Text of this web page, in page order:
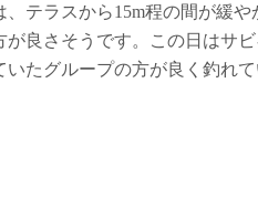
テラスから15m程の間が緩
良さそうです。この日はサ
たグループの方が良く釣れ